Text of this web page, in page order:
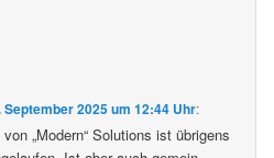
September 2025 um 12:44 Uhr:
„Modern“ Solutions ist übrigens